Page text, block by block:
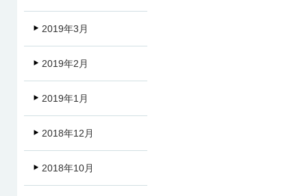
2019年3月
2019年2月
2019年1月
2018年12月
2018年10月